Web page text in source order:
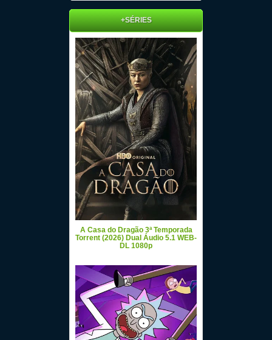
+SÉRIES
A Casa do Dragão 3ª Temporada
Torrent (2026) Dual Áudio 5.1 WEB-
DL 1080p